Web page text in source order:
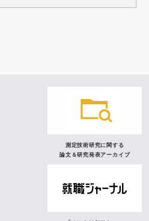
測定技術研究に関する
論文＆研究発表アーカイブ